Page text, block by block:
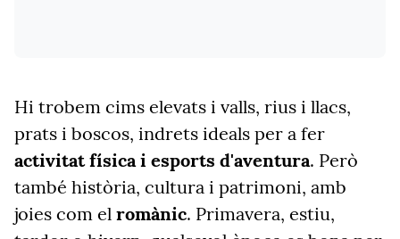
Hi trobem cims elevats i valls, rius i llacs,
prats i boscos, indrets ideals per a fer
activitat física i esports d'aventura. Però
també història, cultura i patrimoni, amb
joies com el romànic. Primavera, estiu,